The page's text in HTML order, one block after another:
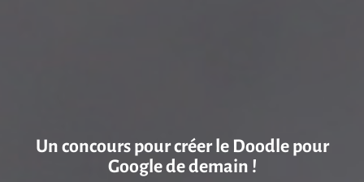
Un concours pour créer le Doodle pour
Google de demain !